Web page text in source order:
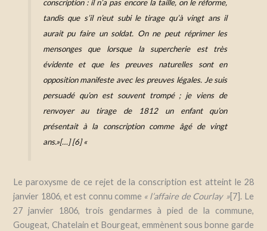
conscription : il n’a pas encore la taille, on le réforme,
tandis que s’il n’eut subi le tirage qu’à vingt ans il
aurait pu faire un soldat. On ne peut réprimer les
mensonges que lorsque la supercherie est très
évidente et que les preuves naturelles sont en
opposition manifeste avec les preuves légales. Je suis
persuadé qu’on est souvent trompé ; je viens de
renvoyer au tirage de 1812 un enfant qu’on
présentait à la conscription comme âgé de vingt
ans.»[…] [6] «
Le paroxysme de ce rejet de la conscription est atteint le 28
janvier 1806, et est connu comme « l’affaire de Courlay»[7]. Le
27 janvier 1806, trois gendarmes à pied de la commune,
Gougeat, Chatelain et Bourgeat, emmènent sous bonne garde